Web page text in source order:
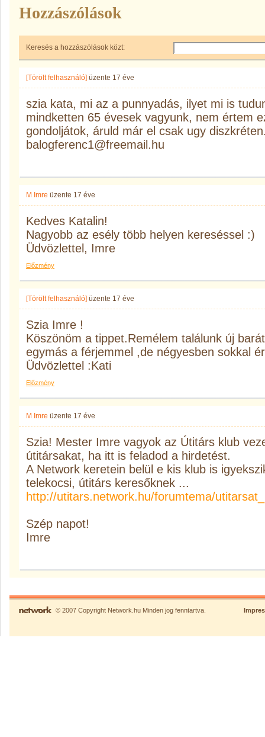
Hozzászólások
Keresés a hozzászólások közt:
[Törölt felhasználó] üzente 17 éve
szia kata, mi az a punnyadás, ilyet mi is
mindketten 65 évesek vagyunk, nem értem
gondoljátok, áruld már el csak ugy
balogferenc1@freemail.hu
M Imre üzente 17 éve
Kedves Katalin!
Nagyobb az esély több helyen kereséssel :)
Üdvözlettel, Imre
Előzmény
[Törölt felhasználó] üzente 17 éve
Szia Imre !
Köszönöm a tippet.Remélem találunk új
egymás a férjemmel ,de négyesben sokkal
Üdvözlettel :Kati
Előzmény
M Imre üzente 17 éve
Szia! Mester Imre vagyok az Útitárs klub
útitársakat, ha itt is feladod a hirdetést.
A Network keretein belül e kis klub is
telekocsi, útitárs keresőknek ...
http://utitars.network.hu/forumtema/
Szép napot!
Imre
© 2007 Copyright Network.hu Minden jog fenntartva.